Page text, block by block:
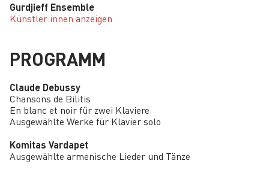
Gurdjieff Ensemble
Künstler:innen anzeigen
PROGRAMM
Claude Debussy
Chansons de Bilitis
En blanc et noir für zwei Klaviere
Ausgewählte Werke für Klavier solo
Komitas Vardapet
Ausgewählte armenische Lieder und Tänze